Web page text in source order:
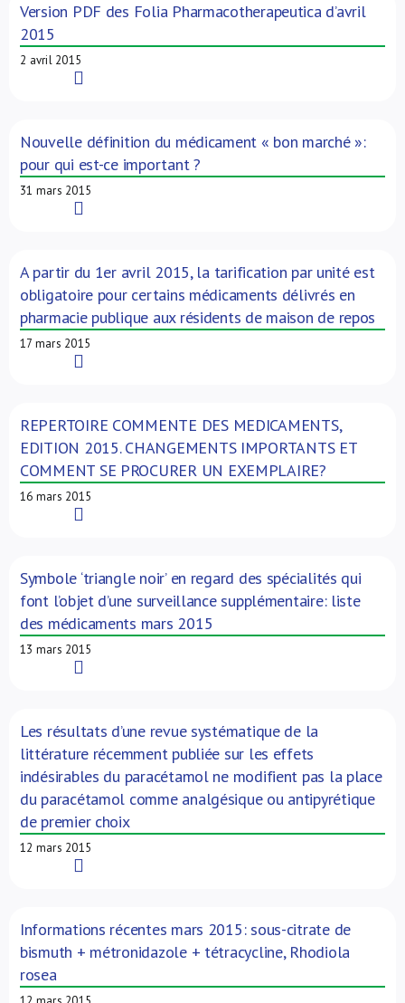
Version PDF des Folia Pharmacotherapeutica d’avril
2015
2 avril 2015
Nouvelle définition du médicament « bon marché »:
pour qui est-ce important ?
31 mars 2015
A partir du 1er avril 2015, la tarification par unité est
obligatoire pour certains médicaments délivrés en
pharmacie publique aux résidents de maison de repos
17 mars 2015
REPERTOIRE COMMENTE DES MEDICAMENTS,
EDITION 2015. CHANGEMENTS IMPORTANTS ET
COMMENT SE PROCURER UN EXEMPLAIRE?
16 mars 2015
Symbole ‘triangle noir’ en regard des spécialités qui
font l’objet d’une surveillance supplémentaire: liste
des médicaments mars 2015
13 mars 2015
Les résultats d’une revue systématique de la
littérature récemment publiée sur les effets
indésirables du paracétamol ne modifient pas la place
du paracétamol comme analgésique ou antipyrétique
de premier choix
12 mars 2015
Informations récentes mars 2015: sous-citrate de
bismuth + métronidazole + tétracycline, Rhodiola
rosea